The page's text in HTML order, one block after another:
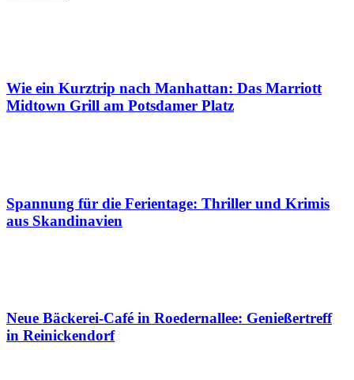
Wie ein Kurztrip nach Manhattan: Das Marriott
Midtown Grill am Potsdamer Platz
Spannung für die Ferientage: Thriller und Krimis
aus Skandinavien
Neue Bäckerei-Café in Roedernallee: Genießertreff
in Reinickendorf